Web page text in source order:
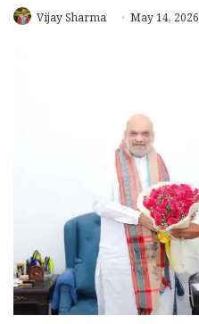
Vijay Sharma May 14, 2026